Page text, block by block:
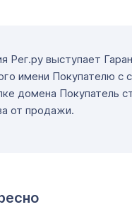
Рег.ру выступает
имени Покупателю с
домена Покупатель
от продажи.